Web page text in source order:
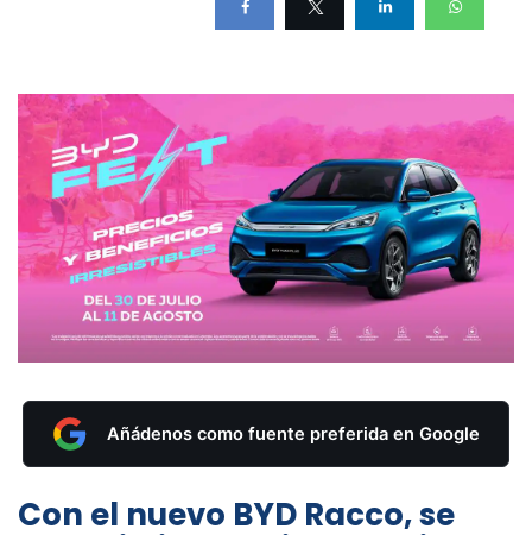
Añádenos como fuente preferida en Google
Con el nuevo BYD Racco, se